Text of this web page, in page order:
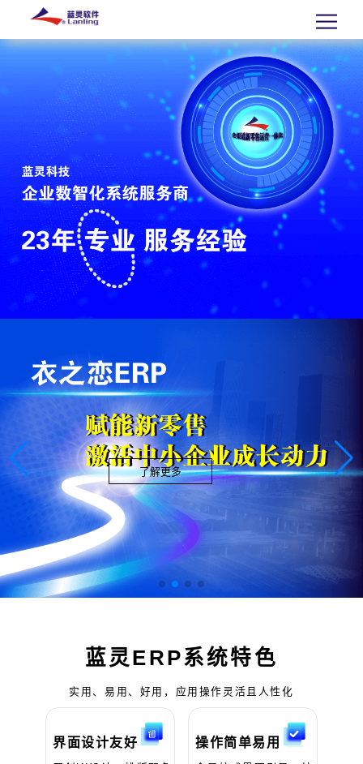
了解更多
蓝灵ERP系统特色
实用、易用、好用，应用操作灵活且人性化
界面设计友好 操作简单易用